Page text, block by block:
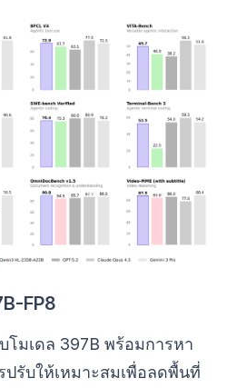
FP8
โมเดล 397B พร้อมการหา
รับให้เหมาะสมเพื่อลดพื้นที่